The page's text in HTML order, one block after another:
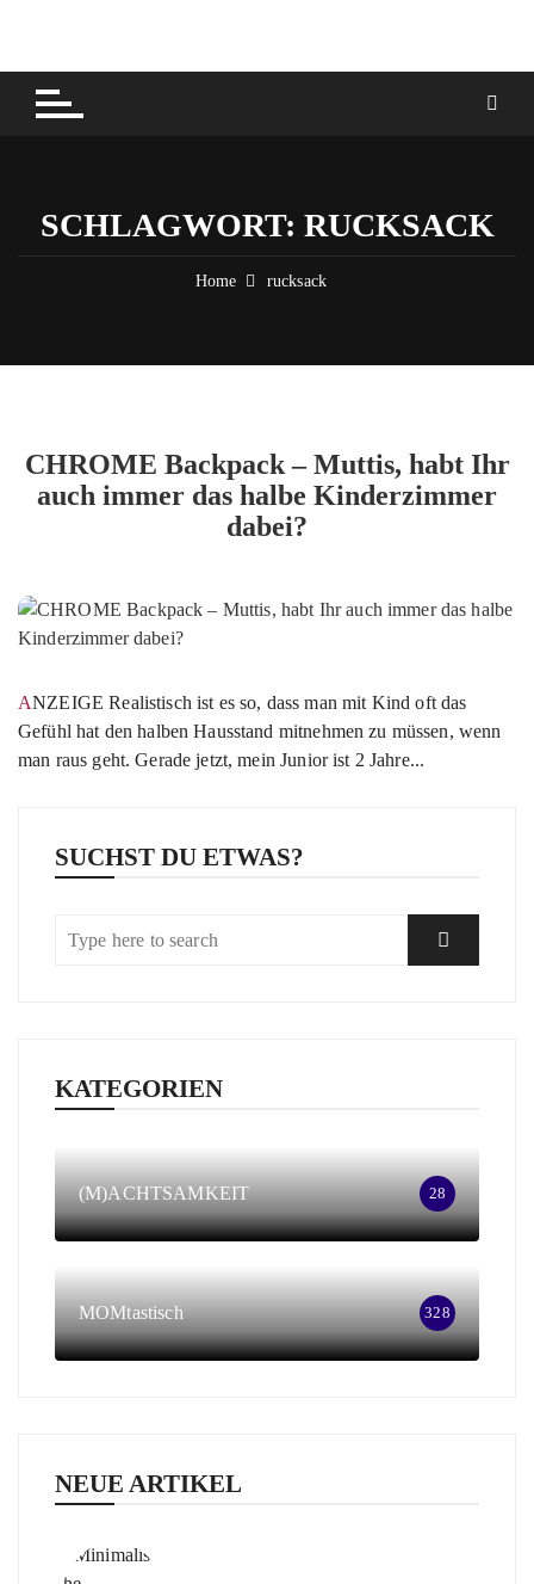
content
SCHLAGWORT: RUCKSACK
Home rucksack
CHROME Backpack – Muttis, habt Ihr
auch immer das halbe Kinderzimmer
dabei?
ANZEIGE Realistisch ist es so, dass man mit Kind oft das
Gefühl hat den halben Hausstand mitnehmen zu müssen, wenn
man raus geht. Gerade jetzt, mein Junior ist 2 Jahre...
SUCHST DU ETWAS?
KATEGORIEN
(M)ACHTSAMKEIT 28
MOMtastisch 328
NEUE ARTIKEL